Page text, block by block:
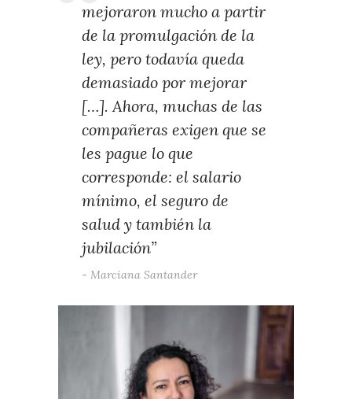
mejoraron mucho a partir
de la promulgación de la
ley, pero todavía queda
demasiado por mejorar
[…]. Ahora, muchas de las
compañeras exigen que se
les pague lo que
corresponde: el salario
mínimo, el seguro de
salud y también la
jubilación”
Marciana Santander